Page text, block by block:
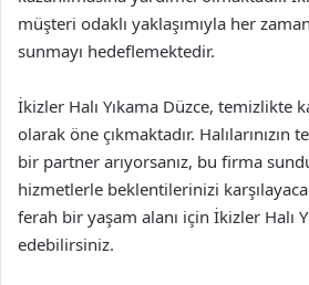
müşteri odaklı yaklaşımıyla her
sunmayı hedeflemektedir.
İkizler Halı Yıkama Düzce, temizlikte
olarak öne çıkmaktadır.
bir partner arıyorsanız, bu firma
hizmetlerle beklentilerinizi
ferah bir yaşam alanı için İkizler Halı
edebilirsiniz.